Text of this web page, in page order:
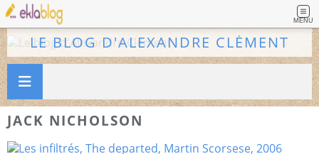
MENU
LE BLOG D'ALEXANDRE CLÉMENT
JACK NICHOLSON